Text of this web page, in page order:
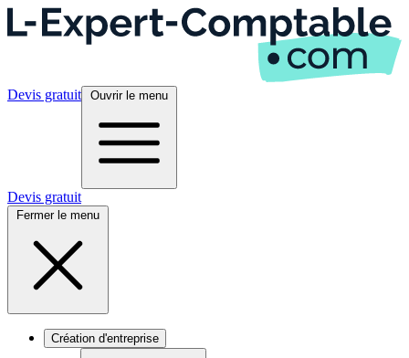
Devis gratuit Ouvrir le menu
Devis gratuit
Fermer le menu
Création d'entreprise